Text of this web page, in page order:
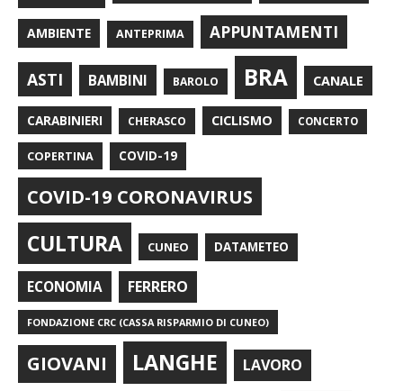
AMBIENTE ANTEPRIMA APPUNTAMENTI
ASTI BAMBINI BAROLO BRA CANALE
CARABINIERI CHERASCO CICLISMO CONCERTO
COPERTINA COVID-19
COVID-19 CORONAVIRUS
CULTURA CUNEO DATAMETEO
ECONOMIA FERRERO
FONDAZIONE CRC (CASSA RISPARMIO DI CUNEO)
GIOVANI LANGHE LAVORO